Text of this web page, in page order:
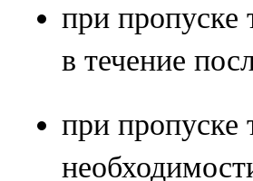
при пропуске
в течение
при пропуске